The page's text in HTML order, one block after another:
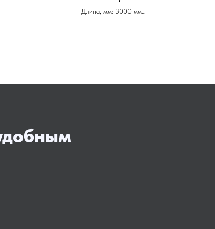
Длина, мм: 3000 мм